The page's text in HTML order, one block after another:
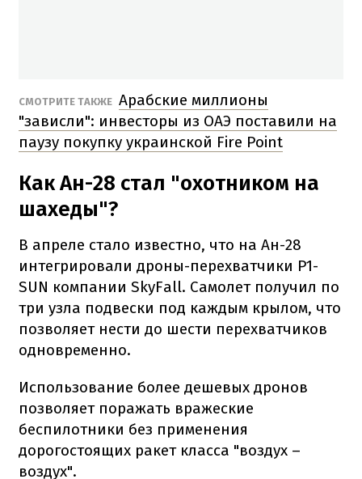
СМОТРИТЕ ТАКЖЕ Арабские миллионы
"зависли": инвесторы из ОАЭ поставили на
паузу покупку украинской Fire Point
Как Ан-28 стал "охотником на
шахеды"?
В апреле стало известно, что на Ан-28
интегрировали дроны-перехватчики P1-
SUN компании SkyFall. Самолет получил по
три узла подвески под каждым крылом, что
позволяет нести до шести перехватчиков
одновременно.
Использование более дешевых дронов
позволяет поражать вражеские
беспилотники без применения
дорогостоящих ракет класса "воздух –
воздух".